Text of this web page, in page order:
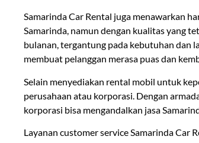
Samarinda Car Rental juga menawarkan
Samarinda, namun dengan kualitas yang
bulanan, tergantung pada kebutuhan dan
membuat pelanggan merasa puas dan
Selain menyediakan rental mobil untuk
perusahaan atau korporasi. Dengan
korporasi bisa mengandalkan jasa
Layanan customer service Samarinda Car